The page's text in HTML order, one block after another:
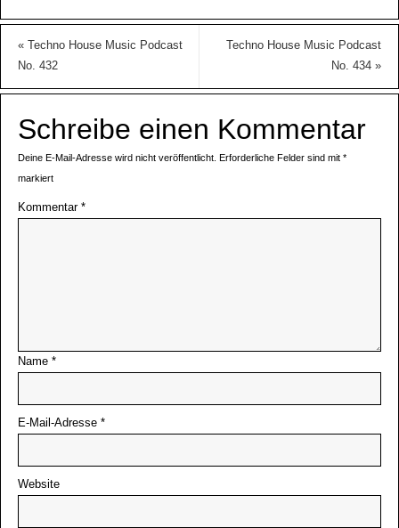
«Techno House Music Podcast
No. 432
Techno House Music Podcast
No. 434»
Schreibe einen Kommentar
Deine E-Mail-Adresse wird nicht veröffentlicht. Erforderliche Felder sind mit *
markiert
Kommentar *
Name *
E-Mail-Adresse *
Website